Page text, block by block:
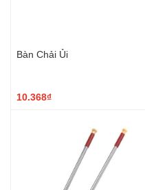
Bàn Chải Ủi
10.368₫